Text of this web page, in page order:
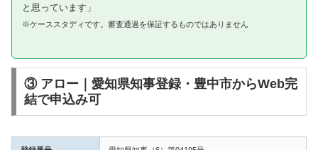
と思っています」
※ケーススタディです。審査通過を保証するものではありません
③ アロー｜愛知県知事登録・豊中市からWeb完
結で申込み可